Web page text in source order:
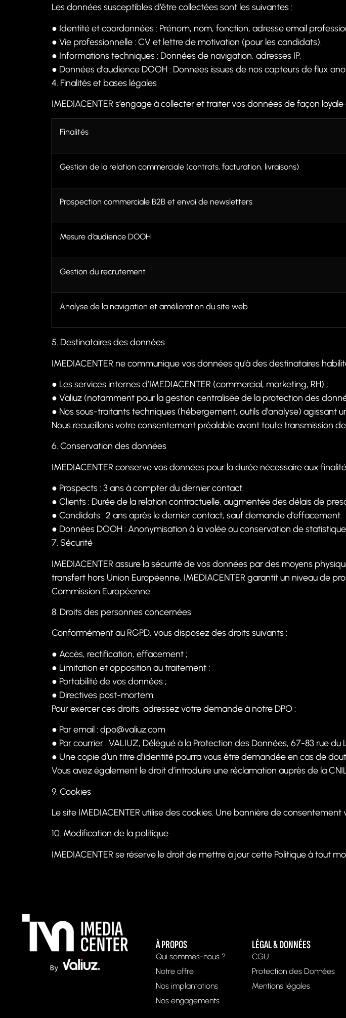
Les données susceptibles d’être collectées sont les suivantes :
● Identité et coordonnées : Prénom, nom, fonction, adresse email
● Vie professionnelle : CV et lettre de motivation (pour les candidats).
● Informations techniques : Données de navigation, adresses IP.
● Données d’audience DOOH : Données issues de nos capteurs de flux
4. Finalités et bases légales
IMEDIACENTER s’engage à collecter et traiter vos données de façon loyale
Finalités
Gestion de la relation commerciale (contrats, facturation, livraisons)
Prospection commerciale B2B et envoi de newsletters
Mesure d’audience DOOH
Gestion du recrutement
Analyse de la navigation et amélioration du site web
5. Destinataires des données
IMEDIACENTER ne communique vos données qu’à des destinataires
● Les services internes d’IMEDIACENTER (commercial, marketing, RH) ;
● Valiuz (notamment pour la gestion centralisée de la protection des
● Nos sous-traitants techniques (hébergement, outils d’analyse) agissant
Nous recueillons votre consentement préalable avant toute transmission
6. Conservation des données
IMEDIACENTER conserve vos données pour la durée nécessaire aux
● Prospects : 3 ans à compter du dernier contact.
● Clients : Durée de la relation contractuelle, augmentée des délais de
● Candidats : 2 ans après le dernier contact, sauf demande d’effacement.
● Données DOOH : Anonymisation à la volée ou conservation de
7. Sécurité
IMEDIACENTER assure la sécurité de vos données par des moyens
transfert hors Union Européenne, IMEDIACENTER garantit un niveau de
Commission Européenne.
8. Droits des personnes concernées
Conformément au RGPD, vous disposez des droits suivants :
● Accès, rectification, effacement ;
● Limitation et opposition au traitement ;
● Portabilité de vos données ;
● Directives post-mortem.
Pour exercer ces droits, adressez votre demande à notre DPO :
● Par email : dpo@valiuz.com
● Par courrier : VALIUZ, Délégué à la Protection des Données, 67-83 rue du
● Une copie d’un titre d’identité pourra vous être demandée en cas de
Vous avez également le droit d’introduire une réclamation auprès de la
9. Cookies
Le site IMEDIACENTER utilise des cookies. Une bannière de
10. Modification de la politique
IMEDIACENTER se réserve le droit de mettre à jour cette Politique à tout
À PROPOS
Qui sommes-nous ?
Notre offre
Nos implantations
Nos engagements
LÉGAL & DONNÉES
CGU
Protection des Données
Mentions légales